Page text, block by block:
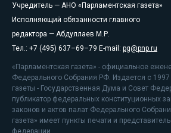
Учредитель — АНО «Парламентская газета»
Исполняющий обязанности главного
редактора — Абдуллаев М.Р.
Тел.: +7 (495) 637–69–79 E-mail: pg@pnp.ru
«Парламентская газета» - официальное
Федерального Собрания РФ. Издается с 1997
газеты - Государственная Дума и Совет
публикатор федеральных конституционных
законов и актов палат Федерального
газета» имеет пункты печати и